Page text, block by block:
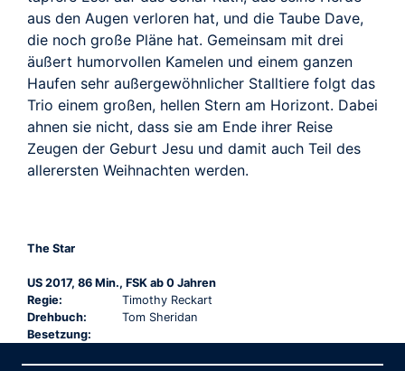
aus den Augen verloren hat, und die Taube Dave,
die noch große Pläne hat. Gemeinsam mit drei
äußert humorvollen Kamelen und einem ganzen
Haufen sehr außergewöhnlicher Stalltiere folgt das
Trio einem großen, hellen Stern am Horizont. Dabei
ahnen sie nicht, dass sie am Ende ihrer Reise
Zeugen der Geburt Jesu und damit auch Teil des
allerersten Weihnachten werden.
The Star
US 2017, 86 Min., FSK ab 0 Jahren
Regie:
Timothy Reckart
Drehbuch:
Tom Sheridan
Besetzung: